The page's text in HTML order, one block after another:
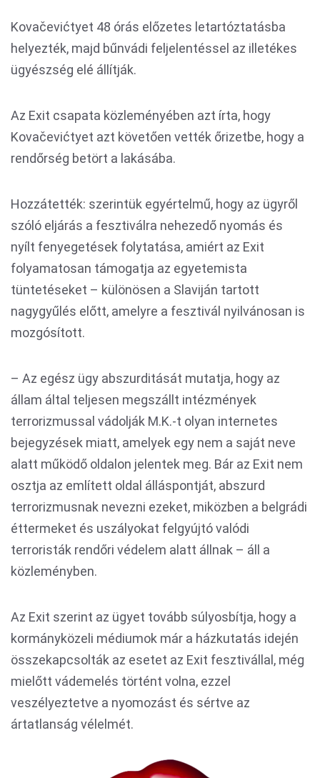
Kovačevićtyet 48 órás előzetes letartóztatásba
helyezték, majd bűnvádi feljelentéssel az illetékes
ügyészség elé állítják.
Az Exit csapata közleményében azt írta, hogy
Kovačevićtyet azt követően vették őrizetbe, hogy a
rendőrség betört a lakásába.
Hozzátették: szerintük egyértelmű, hogy az ügyről
szóló eljárás a fesztiválra nehezedő nyomás és
nyílt fenyegetések folytatása, amiért az Exit
folyamatosan támogatja az egyetemista
tüntetéseket – különösen a Slaviján tartott
nagygyűlés előtt, amelyre a fesztivál nyilvánosan is
mozgósított.
– Az egész ügy abszurditását mutatja, hogy az
állam által teljesen megszállt intézmények
terrorizmussal vádolják M.K.-t olyan internetes
bejegyzések miatt, amelyek egy nem a saját neve
alatt működő oldalon jelentek meg. Bár az Exit nem
osztja az említett oldal álláspontját, abszurd
terrorizmusnak nevezni ezeket, miközben a belgrádi
éttermeket és uszályokat felgyújtó valódi
terroristák rendőri védelem alatt állnak – áll a
közleményben.
Az Exit szerint az ügyet tovább súlyosbítja, hogy a
kormányközeli médiumok már a házkutatás idején
összekapcsolták az esetet az Exit fesztivállal, még
mielőtt vádemelés történt volna, ezzel
veszélyeztetve a nyomozást és sértve az
ártatlanság vélelmét.